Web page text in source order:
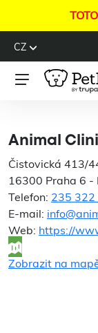
CZ
Animal
Čistovická 413/
16300 Praha 6 -
Telefon: 235
E-mail:
Web: https://
Zobrazit na